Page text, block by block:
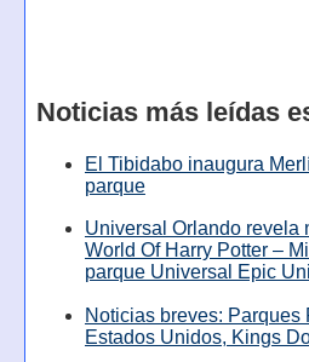
Noticias más leídas
El Tibidabo inaugura
parque
Universal Orlando revela
World Of Harry Potter –
parque Universal Epic
Noticias breves:
Estados Unidos, Kings